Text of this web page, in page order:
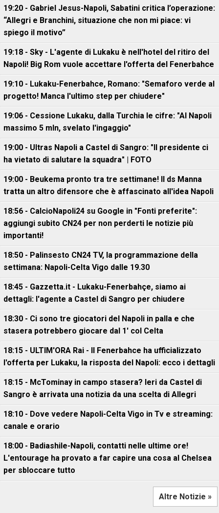
19:20 - Gabriel Jesus-Napoli, Sabatini critica l’operazione:
“Allegri e Branchini, situazione che non mi piace: vi
spiego il motivo”
19:18 - Sky - L'agente di Lukaku è nell'hotel del ritiro del
Napoli! Big Rom vuole accettare l'offerta del Fenerbahce
19:10 - Lukaku-Fenerbahce, Romano: "Semaforo verde al
progetto! Manca l'ultimo step per chiudere"
19:06 - Cessione Lukaku, dalla Turchia le cifre: "Al Napoli
massimo 5 mln, svelato l'ingaggio"
19:00 - Ultras Napoli a Castel di Sangro: "Il presidente ci
ha vietato di salutare la squadra" | FOTO
19:00 - Beukema pronto tra tre settimane! Il ds Manna
tratta un altro difensore che è affascinato all'idea Napoli
18:56 - CalcioNapoli24 su Google in "Fonti preferite":
aggiungi subito CN24 per non perderti le notizie più
importanti!
18:50 - Palinsesto CN24 TV, la programmazione della
settimana: Napoli-Celta Vigo dalle 19.30
18:45 - Gazzetta.it - Lukaku-Fenerbahçe, siamo ai
dettagli: l'agente a Castel di Sangro per chiudere
18:30 - Ci sono tre giocatori del Napoli in palla e che
stasera potrebbero giocare dal 1' col Celta
18:15 - ULTIM'ORA Rai - Il Fenerbahce ha ufficializzato
l'offerta per Lukaku, la risposta del Napoli: ecco i dettagli
18:15 - McTominay in campo stasera? Ieri da Castel di
Sangro è arrivata una notizia da una scelta di Allegri
18:10 - Dove vedere Napoli-Celta Vigo in Tv e streaming:
canale e orario
18:00 - Badiashile-Napoli, contatti nelle ultime ore!
L'entourage ha provato a far capire una cosa al Chelsea
per sbloccare tutto
Altre Notizie »